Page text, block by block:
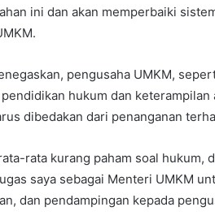
ini dan akan memperbaiki
pengusaha UMKM,
hukum dan
dibedakan dari penanganan
rata kurang paham soal
saya sebagai Menteri UMKM
dan pendampingan kepada